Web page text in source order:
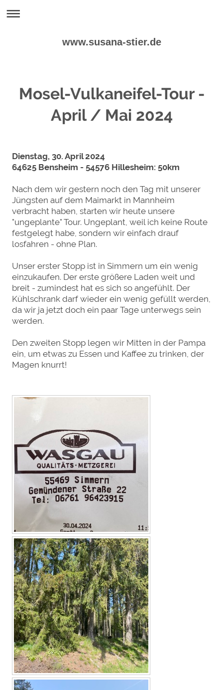
www.susana-stier.de
Mosel-Vulkaneifel-Tour -
April / Mai 2024
Dienstag, 30. April 2024
64625 Bensheim - 54576 Hillesheim: 50km
Nach dem wir gestern noch den Tag mit unserer
Jüngsten auf dem Maimarkt in Mannheim
verbracht haben, starten wir heute unsere
"ungeplante" Tour. Ungeplant, weil ich keine Route
festgelegt habe, sondern wir einfach drauf
losfahren - ohne Plan.
Unser erster Stopp ist in Simmern um ein wenig
einzukaufen. Der erste größere Laden weit und
breit - zumindest hat es sich so angefühlt. Der
Kühlschrank darf wieder ein wenig gefüllt werden,
da wir ja jetzt doch ein paar Tage unterwegs sein
werden.
Den zweiten Stopp legen wir Mitten in der Pampa
ein, um etwas zu Essen und Kaffee zu trinken, der
Magen knurrt!